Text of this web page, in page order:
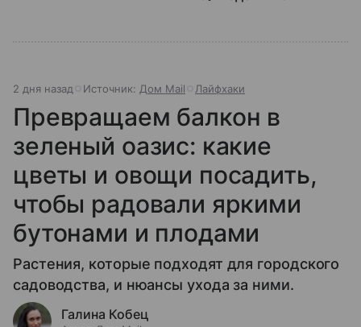
2 дня назад Источник: Дом Mail Лайфхаки
Превращаем балкон в
зеленый оазис: какие
цветы и овощи посадить,
чтобы радовали яркими
бутонами и плодами
Растения, которые подходят для городского
садоводства, и нюансы ухода за ними.
Галина Кобец